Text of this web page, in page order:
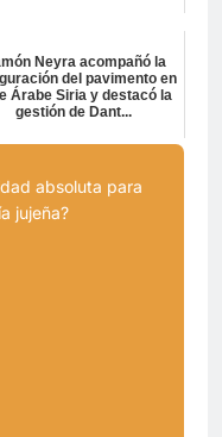
Neyra acompañó la
del pavimento en
Árabe Siria y destacó la
gestión de Dant...
absoluta para
jujeña?